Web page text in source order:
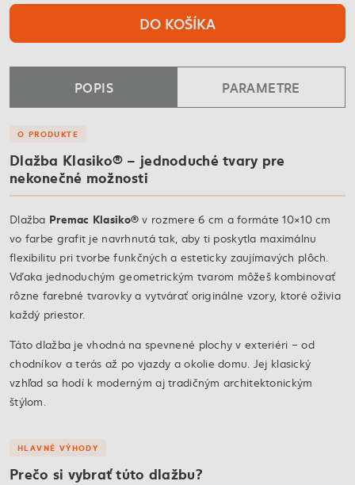
DO KOŠÍKA
POPIS PARAMETRE
O PRODUKTE
Dlažba Klasiko® – jednoduché tvary pre
nekonečné možnosti
Dlažba Premac Klasiko® v rozmere 6 cm a formáte 10×10 cm
vo farbe grafit je navrhnutá tak, aby ti poskytla maximálnu
flexibilitu pri tvorbe funkčných a esteticky zaujímavých plôch.
Vďaka jednoduchým geometrickým tvarom môžeš kombinovať
rôzne farebné tvarovky a vytvárať originálne vzory, ktoré oživia
každý priestor.
Táto dlažba je vhodná na spevnené plochy v exteriéri – od
chodníkov a terás až po vjazdy a okolie domu. Jej klasický
vzhľad sa hodí k moderným aj tradičným architektonickým
štýlom.
HLAVNÉ VÝHODY
Prečo si vybrať túto dlažbu?